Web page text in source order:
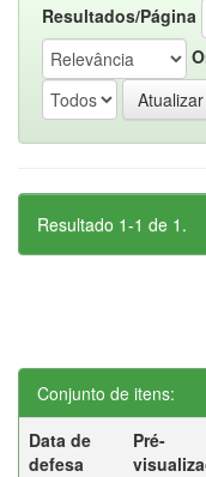
Resultados/Página
Resultado 1-1 de 1.
Conjunto de itens:
Data de
defesa
Pré-